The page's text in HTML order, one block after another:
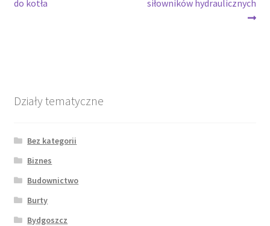
wpisu
do kotła
siłowników hydraulicznych
Działy tematyczne
Bez kategorii
Biznes
Budownictwo
Burty
Bydgoszcz